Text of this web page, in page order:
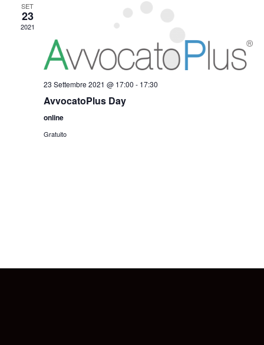
SET
23
2021
23 Settembre 2021 @ 17:00 - 17:30
AvvocatoPlus Day
online
Gratuito